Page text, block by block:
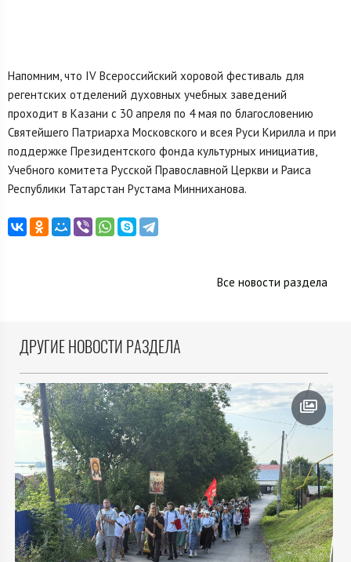
Напомним, что IV Всероссийский хоровой фестиваль для
регентских отделений духовных учебных заведений
проходит в Казани с 30 апреля по 4 мая по благословению
Святейшего Патриарха Московского и всея Руси Кирилла и при
поддержке Президентского фонда культурных инициатив,
Учебного комитета Русской Православной Церкви и Раиса
Республики Татарстан Рустама Минниханова.
Все новости раздела
ДРУГИЕ НОВОСТИ РАЗДЕЛА